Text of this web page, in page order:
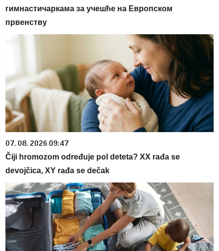
гимнастичаркама за учешће на Европском
првенству
07. 08. 2026 09:47
Čiji hromozom određuje pol deteta? XX rađa se
devojčica, XY rađa se dečak